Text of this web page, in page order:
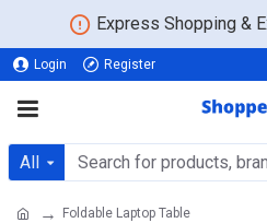
Express Shopping &
Login Register
All
Foldable Laptop Table